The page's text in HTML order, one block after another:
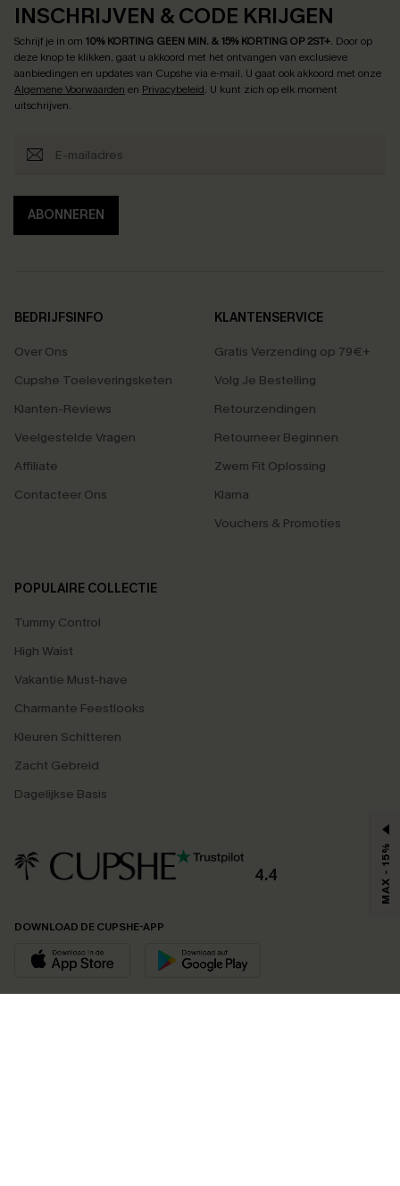
INSCHRIJVEN & CODE KRIJGEN
Schrijf je in om 10% KORTING GEEN MIN. & 15% KORTING OP 2ST+. Door op
deze knop te klikken, gaat u akkoord met het ontvangen van exclusieve
aanbiedingen en updates van Cupshe via e-mail. U gaat ook akkoord met onze
Algemene Voorwaarden en Privacybeleid. U kunt zich op elk moment
uitschrijven.
ABONNEREN
BEDRIJFSINFO
Over Ons
Cupshe Toeleveringsketen
Klanten-Reviews
Veelgestelde Vragen
Affiliate
Contacteer Ons
KLANTENSERVICE
Gratis Verzending op 79€+
Volg Je Bestelling
Retourzendingen
Retourneer Beginnen
Zwem Fit Oplossing
Klarna
Vouchers & Promoties
POPULAIRE COLLECTIE
Tummy Control
High Waist
Vakantie Must-have
Charmante Feestlooks
Kleuren Schitteren
Zacht Gebreid
Dagelijkse Basis
4.4
DOWNLOAD DE CUPSHE-APP
MAX - 15%